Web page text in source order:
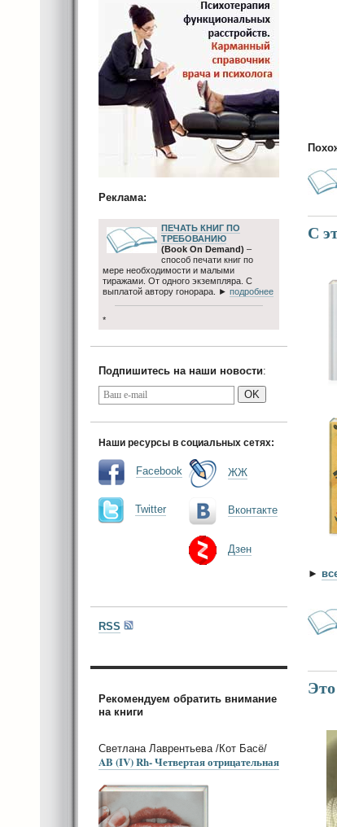
С
►
Реклама:
ПЕЧАТЬ КНИГ ПО
ТРЕБОВАНИЮ
(Book On Demand) –
способ печати книг по
мере необходимости и малыми
тиражами. От одного экземпляра. С
выплатой автору гонорара. ► подробнее
*
Подпишитесь на наши новости:
OK
Наши ресурсы в социальных сетях:
Facebook
Twitter
ЖЖ
Вконтакте
Дзен
RSS
Рекомендуем обратить внимание
на книги
Светлана Лаврентьева /Кот Басё/
AB (IV) Rh- Четвертая отрицательная